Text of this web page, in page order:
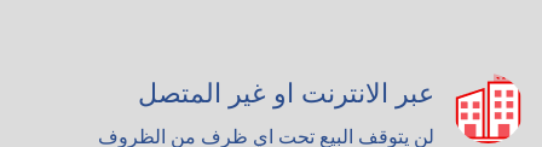
عبر الانترنت او غير المتصل
لن يتوقف البيع تحت اي ظرف من الظروف